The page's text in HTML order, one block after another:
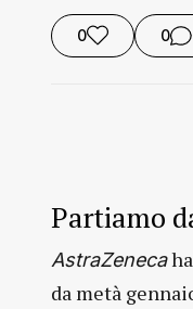
0 0
Partiamo
AstraZeneca
da metà